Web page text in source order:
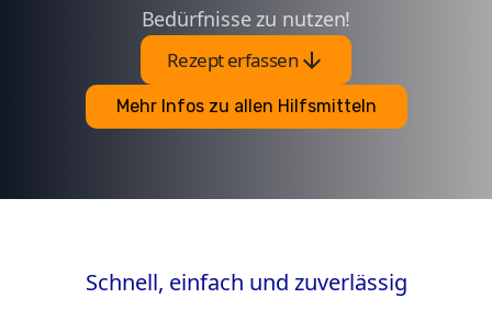
Bedürfnisse zu nutzen!
Rezept erfassenarrow_downward
Mehr Infos zu allen Hilfsmitteln
Schnell, einfach und zuverlässig